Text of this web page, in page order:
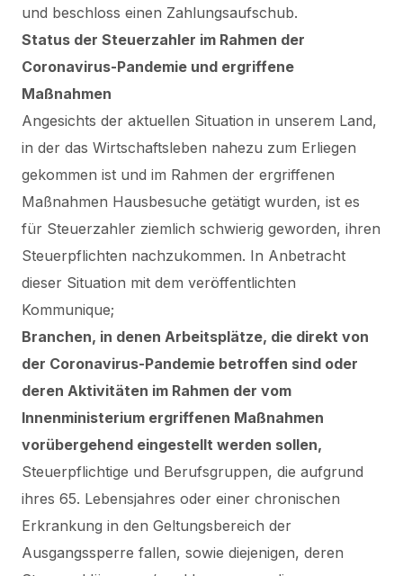
und beschloss einen Zahlungsaufschub.
Status der Steuerzahler im Rahmen der
Coronavirus-Pandemie und ergriffene
Maßnahmen
Angesichts der aktuellen Situation in unserem Land,
in der das Wirtschaftsleben nahezu zum Erliegen
gekommen ist und im Rahmen der ergriffenen
Maßnahmen Hausbesuche getätigt wurden, ist es
für Steuerzahler ziemlich schwierig geworden, ihren
Steuerpflichten nachzukommen. In Anbetracht
dieser Situation mit dem veröffentlichten
Kommunique;
Branchen, in denen Arbeitsplätze, die direkt von
der Coronavirus-Pandemie betroffen sind oder
deren Aktivitäten im Rahmen der vom
Innenministerium ergriffenen Maßnahmen
vorübergehend eingestellt werden sollen,
Steuerpflichtige und Berufsgruppen, die aufgrund
ihres 65. Lebensjahres oder einer chronischen
Erkrankung in den Geltungsbereich der
Ausgangssperre fallen, sowie diejenigen, deren